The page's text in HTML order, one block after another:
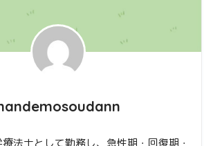
法士として勤務し、急性期・回復期・